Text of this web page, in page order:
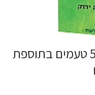
תה ירוק סקיני גריני מיקס 5 טעמים בתוספת